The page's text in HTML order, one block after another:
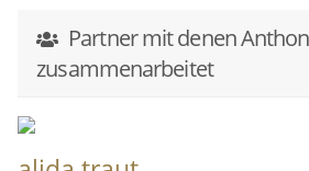
mawes weddings